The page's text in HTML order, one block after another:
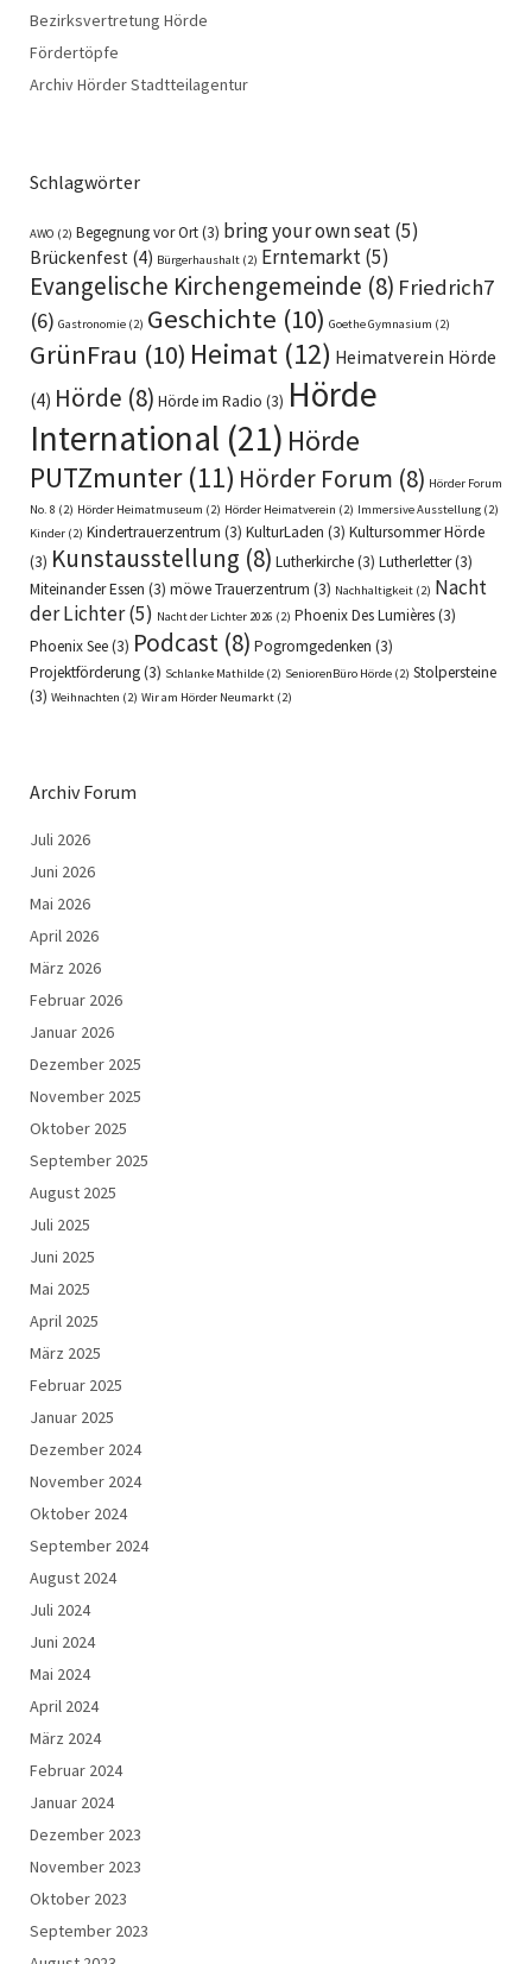
Bezirksvertretung Hörde
Fördertöpfe
Archiv Hörder Stadtteilagentur
Schlagwörter
AWO (2) Begegnung vor Ort(3) bring your own seat(5)
Brückenfest (4) Bürgerhaushalt (2) Erntemarkt(5)
Evangelische Kirchengemeinde (8) Friedrich7
(6) Gastronomie (2) Geschichte (10) Goethe Gymnasium (2)
GrünFrau (10) Heimat (12) Heimatverein Hörde
(4) Hörde (8) Hörde im Radio (3) Hörde
International (21) Hörde
PUTZmunter(11) Hörder Forum (8) Hörder Forum
No. 8 (2) Hörder Heimatmuseum (2) Hörder Heimatverein (2) Immersive Ausstellung (2)
Kinder (2) Kindertrauerzentrum (3) KulturLaden (3) Kultursommer Hörde
(3) Kunstausstellung (8) Lutherkirche(3) Lutherletter(3)
Miteinander Essen (3) möwe Trauerzentrum (3) Nachhaltigkeit (2) Nacht
der Lichter(5) Nacht der Lichter 2026 (2) Phoenix Des Lumières(3)
Phoenix See(3) Podcast (8) Pogromgedenken (3)
Projektförderung(3) Schlanke Mathilde (2) SeniorenBüro Hörde (2) Stolpersteine
(3) Weihnachten (2) Wir am Hörder Neumarkt (2)
Archiv Forum
Juli 2026
Juni 2026
Mai 2026
April 2026
März 2026
Februar 2026
Januar 2026
Dezember 2025
November 2025
Oktober 2025
September 2025
August 2025
Juli 2025
Juni 2025
Mai 2025
April 2025
März 2025
Februar 2025
Januar 2025
Dezember 2024
November 2024
Oktober 2024
September 2024
August 2024
Juli 2024
Juni 2024
Mai 2024
April 2024
März 2024
Februar 2024
Januar 2024
Dezember 2023
November 2023
Oktober 2023
September 2023